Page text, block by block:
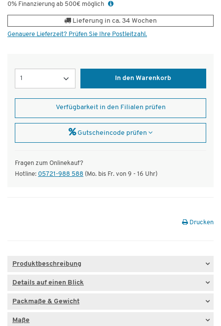
0% Finanzierung ab 500€ möglich
Lieferung in ca. 34 Wochen
Genauere Lieferzeit? Prüfen Sie Ihre Postleitzahl.
In den Warenkorb
Verfügbarkeit in den Filialen prüfen
Gutscheincode prüfen
Fragen zum Onlinekauf?
Hotline: 05721-988 588 (Mo. bis Fr. von 9 - 16 Uhr)
Drucken
Produktbeschreibung
Details auf einen Blick
Packmaße & Gewicht
Maße